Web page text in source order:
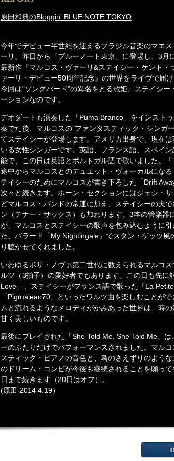
原田和典のBloggin' BLUE NOTE TOKYO
今年でデビュー半世紀を迎えるブラジル音楽のマエ
ーリ。昨日から「ブルーノート東京」に登場し、3月
最新作『マルコス・ヴァーリ&ステイシー・ケント・
ァーリ・デビュー50周年記念』の世界をライヴで届け
今回は"ソングバード"の異名をとる歌姫、ステイシー
ーションなのです。
デオダートも演奏した「Puma Branco」をインスト
奏でた後、マルコスの"ファンタスティック・シンガ
てステイシーが登場します。アメリカ出身で、現在
いる女性シンガーです。英語、フランス語、スペイ
能で、この日は英語とポルトガル語で歌いました。「
途中からマルコスとのデュエット・ヴォーカルにな
テイシーのためにマルコスが書き下ろした「Drift
次々と続きます。ホーン・セクションにはジェシ・
どマルコス・バンドの常連に加え、ステイシーの夫
ン（テナー・サックス）も加わります。3本の管楽器
が、マルコスとステイシーの歌声を包み込むように
た、バラード「My Nightingale」でスタン・ゲッツ風
り聴かせてくれました。
いわゆるボサ・ノヴァ第二世代に数えられるマルコ
ルツ（3拍子）の愛好者でもあります。この日も先に
Love」、ステイシーがフランス語で歌った「La
「Pigmaleao70」といったワルツ曲を楽しむことが
ムと流れるようなメロディがかみあった世界は、時
甘く美しいものです。
最後にプレイされた「She Told Me, She Told Me」
ーのふたりだけでパフォーマンスされました。マル
スティック・ピアノの音色と、鳥のさえずりのよう
のドリーム・コンビが今後も継続されることを願っ
日まで続きます（20日はオフ）。
(原田 2014 4.19）